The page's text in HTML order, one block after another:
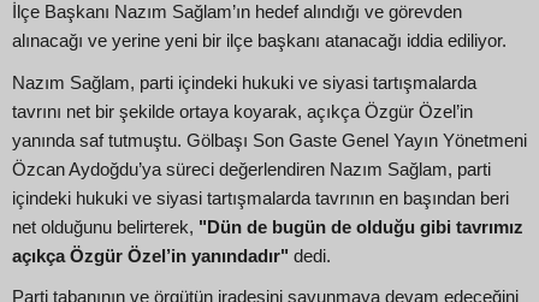
İlçe Başkanı Nazım Sağlam’ın hedef alındığı ve görevden
alınacağı ve yerine yeni bir ilçe başkanı atanacağı iddia ediliyor.
Nazım Sağlam, parti içindeki hukuki ve siyasi tartışmalarda
tavrını net bir şekilde ortaya koyarak, açıkça Özgür Özel’in
yanında saf tutmuştu. Gölbaşı Son Gaste Genel Yayın Yönetmeni
Özcan Aydoğdu’ya süreci değerlendiren Nazım Sağlam, parti
içindeki hukuki ve siyasi tartışmalarda tavrının en başından beri
net olduğunu belirterek, "Dün de bugün de olduğu gibi tavrımız
açıkça Özgür Özel’in yanındadır" dedi.
Parti tabanının ve örgütün iradesini savunmaya devam edeceğini